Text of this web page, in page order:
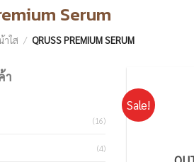
Serum
าใส / QRUSS PREMIUM SERUM
า
(16)
(4)
Sale!